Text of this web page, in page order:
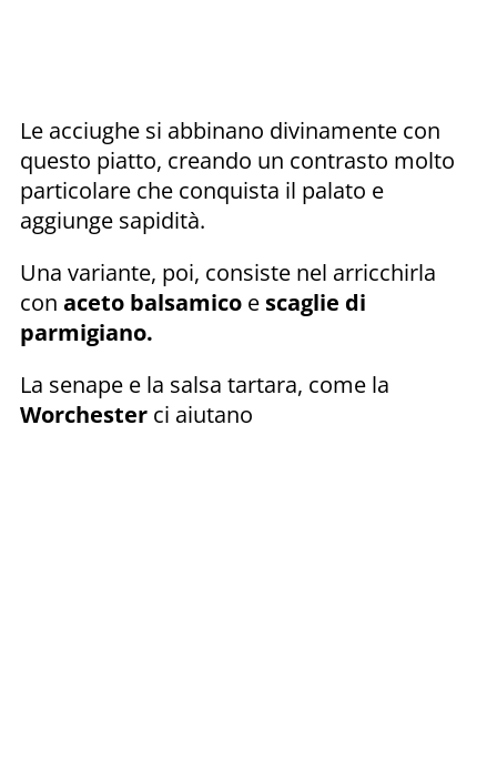
Le acciughe si abbinano divinamente con
questo piatto, creando un contrasto molto
particolare che conquista il palato e
aggiunge sapidità.
Una variante, poi, consiste nel arricchirla
con aceto balsamico e scaglie di
parmigiano.
La senape e la salsa tartara, come la
Worchester ci aiutano